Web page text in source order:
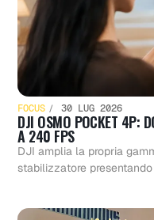
FOCUS 30 LUG 2026
DJI OSMO POCKET 4P:
A 240 FPS
DJI amplia la propria
stabilizzatore